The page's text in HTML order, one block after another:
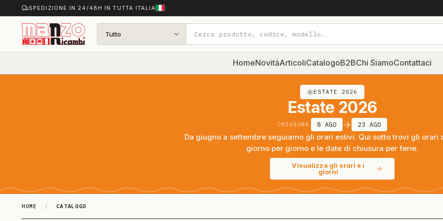
SPEDIZIONE IN 24/48H IN TUTTA ITALIA
Tutto
HomeNovitàArticoliCatalogoB2BChi SiamoContattaci
ESTATE 2026
Estate 2026
CHIUSURA 8 AGO 23 AGO
Da giugno a settembre seguiamo gli orari estivi. Qui sotto trovi gli orari
giorno per giorno e le date di chiusura per ferie.
Visualizza gli orari e i
giorni
HOME / CATALOGO
Catalogo